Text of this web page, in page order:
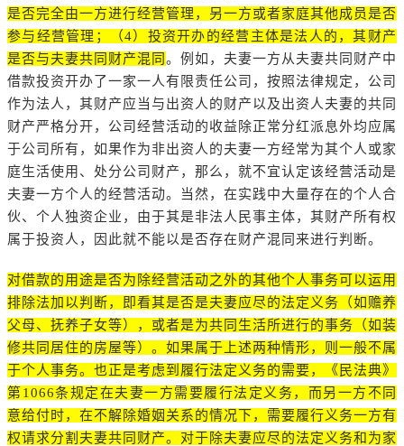
是否完全由一方进行经营管理，另一方或者家庭其他成员是否
参与经营管理；（4）投资开办的经营主体是法人的，其财产
是否与夫妻共同财产混同 。例如，夫妻一方从夫妻共同财产中
借款投资开办了一家一人有限责任公司，按照法律规定，公司
作为法人，其财产应当与出资人的财产以及出资人夫妻的共同
财产严格分开，公司经营活动的收益除正常分红派息外均应属
于公司所有，如果作为非出资人的夫妻一方经常为其个人或家
庭生活使用、处分公司财产，那么，就不宜认定该经营活动是
夫妻一方个人的经营活动。当然，在实践中大量存在的个人合
伙、个人独资企业，由于其是非法人民事主体，其财产所有权
属于投资人，因此就不能以是否存在财产混同来进行判断。
对借款的用途是否为除经营活动之外的其他个人事务可以运用
排除法加以判断，即看其是否是夫妻应尽的法定义务（如赡养
父母、抚养子女等），或者是为共同生活所进行的事务（如装
修共同居住的房屋等）。如果属于上述两种情形，则一般不属
于个人事务。也正是考虑到履行法定义务的需要，《民法典》
第1066条规定在夫妻一方需要履行法定义务，而另一方不同
意给付时，在不解除婚姻关系的情况下，需要履行义务一方有
权请求分割夫妻共同财产。对于除夫妻应尽的法定义务和为家